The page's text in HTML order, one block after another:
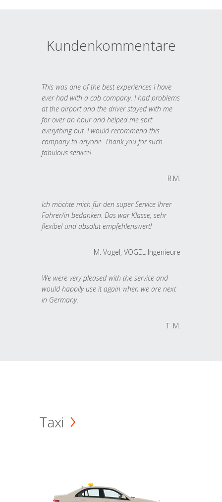
Kundenkommentare
This was one of the best experiences I have
ever had with a cab company. I had problems
at the airport and the driver stayed with me
for over an hour and helped me sort
everything out. I would recommend this
company to anyone. Thank you for such
fabulous service!
R.M.
Ich möchte mich für den super Service Ihrer
Fahrer/in bedanken. Das war Klasse, sehr
flexibel und absolut empfehlenswert!
M. Vogel, VOGEL Ingenieure
We were very pleased with the service and
would happily use it again when we are next
in Germany.
T. M.
Taxi